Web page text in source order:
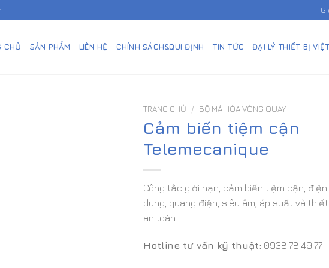
CHỦ SẢN PHẨM LIÊN HỆ CHÍNH SÁCH&QUI ĐỊNH TIN TỨC ĐẠI LÝ THIẾT BỊ
TRANG CHỦ / BỘ MÃ HÓA VÒNG QUAY
Cảm biến tiệm cận
Telemecanique
Công tắc giới hạn, cảm biến tiệm cận, điện
dung, quang điện, siêu âm, áp suất và
an toàn.
Hotline tư vấn kỹ thuật: 0938.78.49.77